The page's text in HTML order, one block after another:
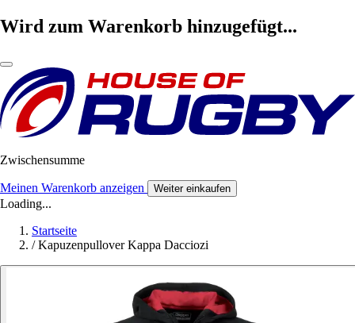
Wird zum Warenkorb hinzugefügt...
Zwischensumme
Meinen Warenkorb anzeigen Weiter einkaufen
Loading...
Startseite
/ Kapuzenpullover Kappa Dacciozi